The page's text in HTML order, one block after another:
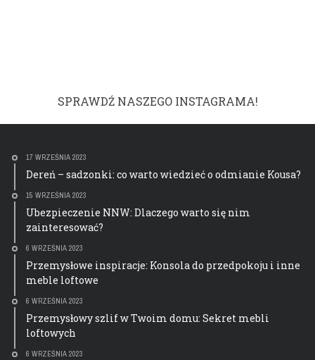
SPRAWDŹ NASZEGO INSTAGRAMA!
17 WRZEŚNIA 2023
Dereń – sadzonki: co warto wiedzieć o odmianie Kousa?
15 WRZEŚNIA 2023
Ubezpieczenie NNW: Dlaczego warto się nim
zainteresować?
6 WRZEŚNIA 2023
Przemysłowe inspiracje: Konsola do przedpokoju i inne
meble loftowe
6 WRZEŚNIA 2023
Przemysłowy szlif w Twoim domu: Sekret mebli
loftowych
6 WRZEŚNIA 2023